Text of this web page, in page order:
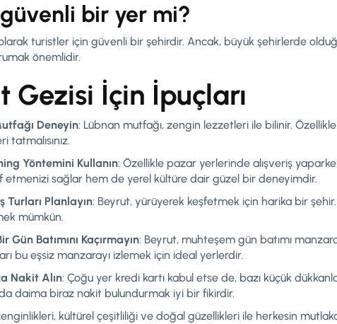
bir yer mi?
turistler için güvenli bir şehirdir. Ancak, büyük şehirlerde
önemlidir.
Gezisi İçin İpuçları
Deneyin: Lübnan mutfağı, zengin lezzetleri ile bilinir.
tatmalısınız.
Yöntemini Kullanın: Özellikle pazar yerlerinde alışveriş
etmenizi sağlar hem de yerel kültüre dair güzel bir deneyimdir.
Turları Planlayın: Beyrut, yürüyerek keşfetmek için harika bir
mümkün.
Gün Batımını Kaçırmayın: Beyrut, muhteşem gün batımı
bu eşsiz manzarayı izlemek için ideal yerlerdir.
Nakit Alın: Çoğu yer kredi kartı kabul etse de, bazı küçük
daima biraz nakit bulundurmak iyi bir fikirdir.
kültürel çeşitliliği ve doğal güzellikleri ile herkesin